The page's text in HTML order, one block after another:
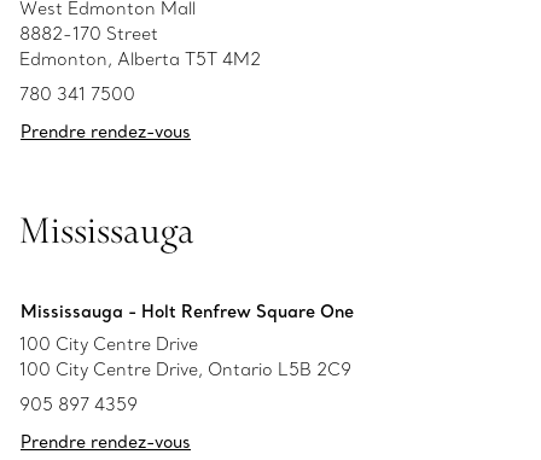
West Edmonton Mall
8882-170 Street
Edmonton, Alberta T5T 4M2
780 341 7500
Prendre rendez-vous
Mississauga
Mississauga - Holt Renfrew Square One
100 City Centre Drive
100 City Centre Drive, Ontario L5B 2C9
905 897 4359
Prendre rendez-vous